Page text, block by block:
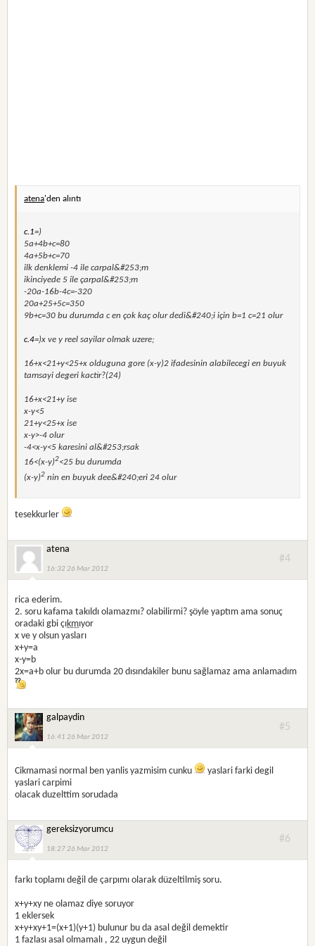
atena'den alıntı
c.1=)
5a+4b+c=80
4a+5b+c=70
ilk denklemi -4 ile carpal&#253;m
ikinciyede 5 ile çarpal&#253;m
-20a-16b-4c=-320
20a+25+5c=350
9b+c=30 bu durumda c en çok kaç olur dedi&#240;i için b=1 c=21 olur
c.4=)x ve y reel sayilar olmak uzere;
16+x<21+y<25+x olduguna gore (x-y)2 ifadesinin alabilecegi en buyuk
tamsayi degeri kactir?(24)
16+x<21+y ise
x-y<5
21+y<25+x ise
x-y>-4 olur
-4<x-y<5 karesini al&#253;rsak
16<(x-y)2<25 bu durumda
(x-y)2 nin en buyuk dee&#240;eri 24 olur
tesekkurler
atena
16:32 26 Mar 2012
#4
rica ederim.
2. soru kafama takıldı olamazmı? olabilirmi? şöyle yaptım ama sonuç
oradaki gbi çıkmıyor
x ve y olsun yasları
x+y=a
x-y=b
2x=a+b olur bu durumda 20 dısındakiler bunu sağlamaz ama anlamadım
galpaydin
16:41 26 Mar 2012
#5
Cikmamasi normal ben yanlis yazmisim cunku
yaslari farki degil
yaslari carpimi
olacak duzelttim sorudada
gereksizyorumcu
18:27 26 Mar 2012
#6
farkı toplamı değil de çarpımı olarak düzeltilmiş soru.
x+y+xy ne olamaz diye soruyor
1 eklersek
x+y+xy+1=(x+1)(y+1) bulunur bu da asal değil demektir
1 fazlası asal olmamalı , 22 uygun değil